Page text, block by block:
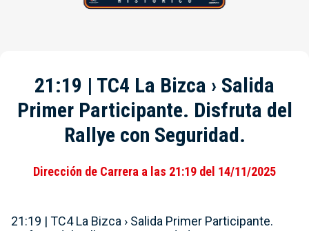
21:19 | TC4 La Bizca › Salida
Primer Participante. Disfruta del
Rallye con Seguridad.
Dirección de Carrera a las 21:19 del 14/11/2025
21:19 | TC4 La Bizca › Salida Primer Participante.